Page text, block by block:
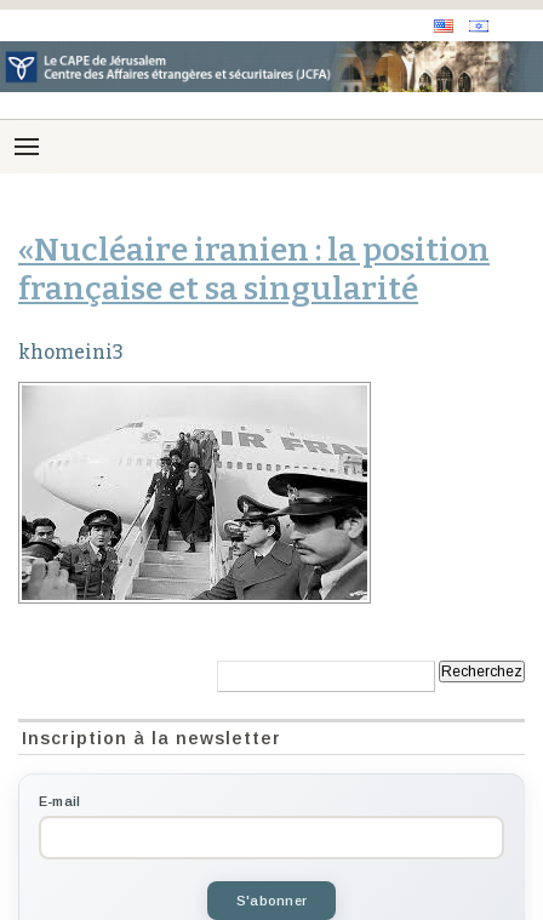
«Nucléaire iranien : la position
française et sa singularité
khomeini3
Inscription à la newsletter
E-mail
S'abonner